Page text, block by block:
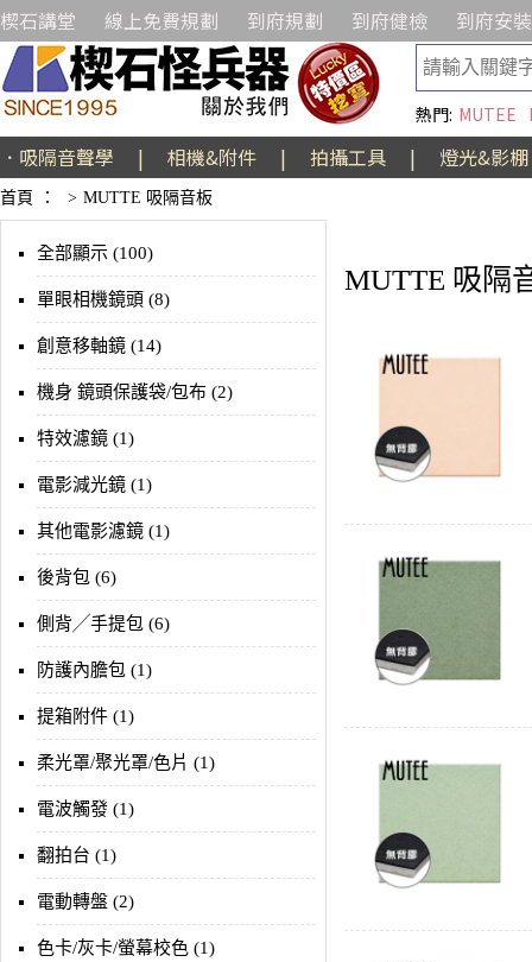
楔石講堂 線上免費規劃 到府規劃 到府健檢 到府安裝
熱門: MUTEE
．吸隔音聲學 | 相機&附件 | 拍攝工具 | 燈光&影棚
首頁 ： > MUTTE 吸隔音板
全部顯示 (100)
單眼相機鏡頭 (8)
創意移軸鏡 (14)
機身 鏡頭保護袋/包布 (2)
特效濾鏡 (1)
電影減光鏡 (1)
其他電影濾鏡 (1)
後背包 (6)
側背╱手提包 (6)
防護內膽包 (1)
提箱附件 (1)
柔光罩/聚光罩/色片 (1)
電波觸發 (1)
翻拍台 (1)
電動轉盤 (2)
色卡/灰卡/螢幕校色 (1)
MUTTE 吸隔